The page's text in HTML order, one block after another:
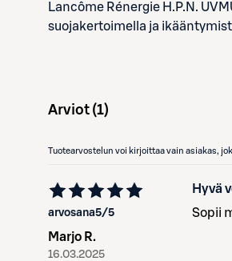
Lancôme Rénergie H.P.N.
suojakertoimella ja
Arviot (1)
Tuotearvostelun voi kirjoittaa vain asiakas,
arvosana5/5
Marjo R.
16.03.2025
Hyvä
Sopii